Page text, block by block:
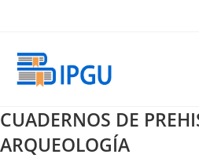
CUADERNOS DE
ARQUEOLOGÍA